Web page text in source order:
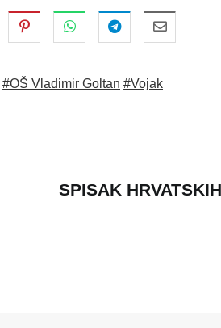
#OŠ Vladimir Goltan #Vojak
SPISAK